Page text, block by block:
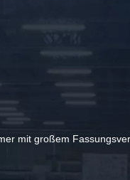
mit großem